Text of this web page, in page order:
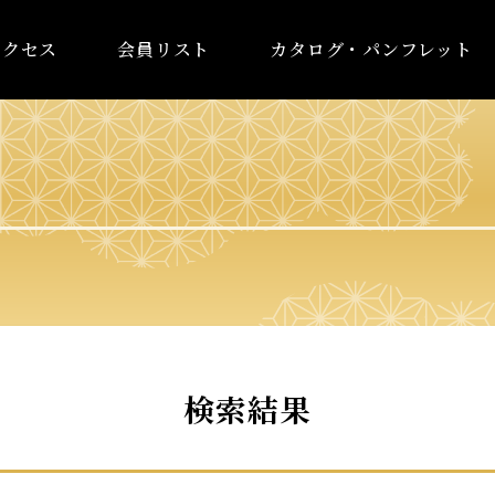
セス 会員リスト カタログ・パンフレット
検索結果